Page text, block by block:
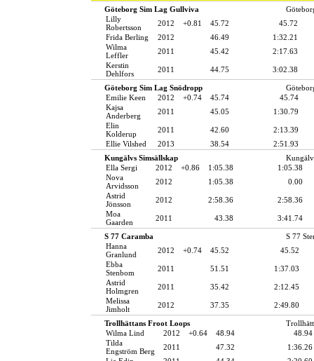
Göteborg Sim Lag Gullviva
Lilly
Robertsson
2012 +0.81 45.72
45.72
Frida Berling
2012 46.49
1:32.21
Wilma
Leffler
2011 45.42
2:17.63
Kerstin
Dehlfors
2011 44.75 3:02.38
Göteborg Sim Lag Snödropp
Emilie Keen
2012 +0.74 45.74
45.74
Kajsa
Anderberg
2011 45.05
1:30.79
Elin
Kolderup
2011 42.60
2:13.39
Ellie Vilshed
2013 38.54
2:51.93
Kungälvs Simsällskap
Ella Sergi
2012 +0.86 1:05.38
1:05.38
Nova
Arvidsson
2012 1:05.38
0.00
Astrid
Jönsson
2012 2:58.36
2:58.36
Moa
Gaarden
2011 43.38 3:41.74
S 77 Caramba
S 77
Hanna
Granlund
2012 +0.74 45.52
45.52
Ebba
Stenbom
2011 51.51
1:37.03
Astrid
Holmgren
2011 35.42
2:12.45
Melissa
Jimholt
2012 37.35 2:49.80
Trollhättans Froot Loops
Wilma Lind
2012 +0.64 48.94
48.94
Tilda
Engström Berg
2011 47.32
1:36.26